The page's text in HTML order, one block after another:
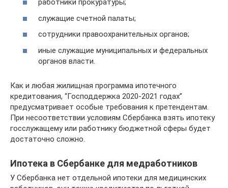
работники прокуратуры;
служащие счетной палаты;
сотрудники правоохранительных органов;
иные служащие муниципальных и федеральных
органов власти.
Как и любая жилищная программа ипотечного
кредитования, “Господдержка 2020-2021 годах”
предусматривает особые требования к претендентам.
При несоответствии условиям Сбербанка взять ипотеку
госслужащему или работнику бюджетной сферы будет
достаточно сложно.
Ипотека в Сбербанке для медработников
У Сбербанка нет отдельной ипотеки для медицинских